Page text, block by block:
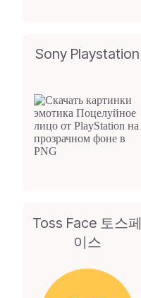
Sony Playstation
Toss Face 토스페
이스